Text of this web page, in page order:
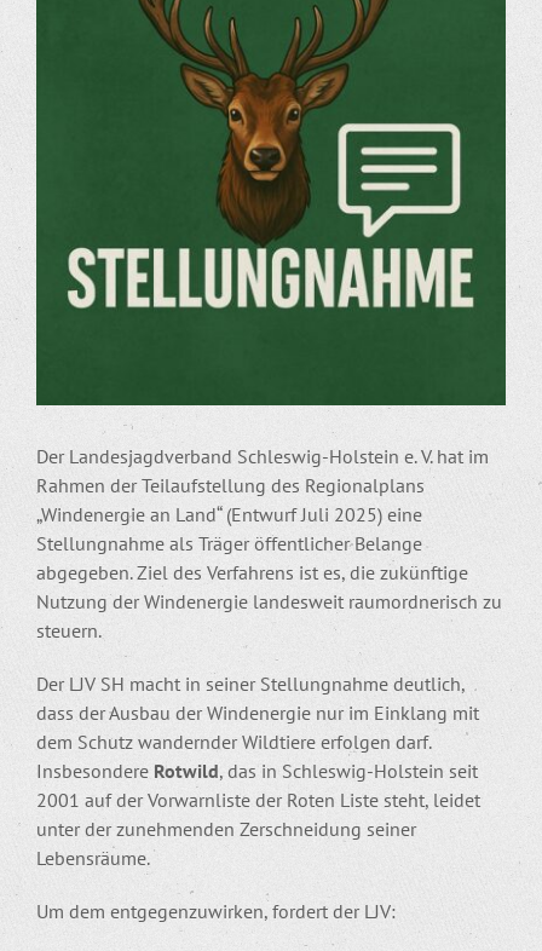
Der Landesjagdverband Schleswig-Holstein e. V. hat im
Rahmen der Teilaufstellung des Regionalplans
„Windenergie an Land“ (Entwurf Juli 2025) eine
Stellungnahme als Träger öffentlicher Belange
abgegeben. Ziel des Verfahrens ist es, die zukünftige
Nutzung der Windenergie landesweit raumordnerisch zu
steuern.
Der LJV SH macht in seiner Stellungnahme deutlich,
dass der Ausbau der Windenergie nur im Einklang mit
dem Schutz wandernder Wildtiere erfolgen darf.
Insbesondere Rotwild, das in Schleswig-Holstein seit
2001 auf der Vorwarnliste der Roten Liste steht, leidet
unter der zunehmenden Zerschneidung seiner
Lebensräume.
Um dem entgegenzuwirken, fordert der LJV: